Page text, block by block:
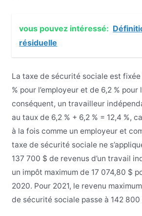
vous pouvez intéressé:
résiduelle
La taxe de sécurité sociale est
% pour l’employeur et de 6,2 % pour
conséquent, un travailleur
au taux de 6,2 % + 6,2 % = 12,4 %,
à la fois comme un employeur et
taxe de sécurité sociale ne
137 700 $ de revenus d’un travail
un impôt maximum de 17 074,80 $
2020. Pour 2021, le revenu
de sécurité sociale passe à 142 800